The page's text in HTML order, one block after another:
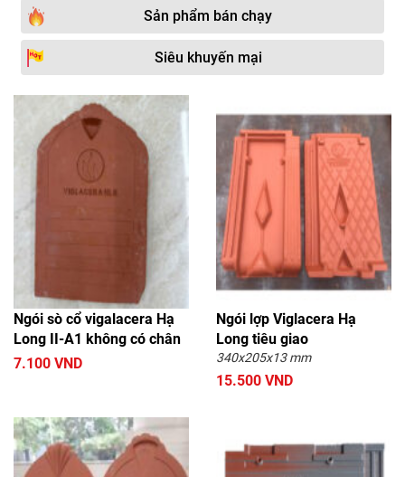
Sản phẩm bán chạy
Siêu khuyến mại
Ngói sò cổ vigalacera Hạ
Long II-A1 không có chân
7.100 VND
Ngói lợp Viglacera Hạ
Long tiêu giao
340x205x13 mm
15.500 VND